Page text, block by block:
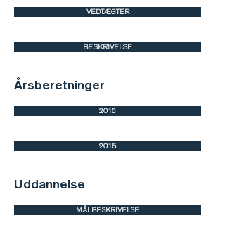
VEDTÆGTER
BESKRIVELSE
Årsberetninger
2016
2015
Uddannelse
MÅLBESKRIVELSE